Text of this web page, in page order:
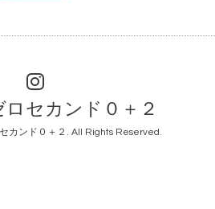
ロセカンド０＋２
カンド０＋２ . All Rights Reserved.